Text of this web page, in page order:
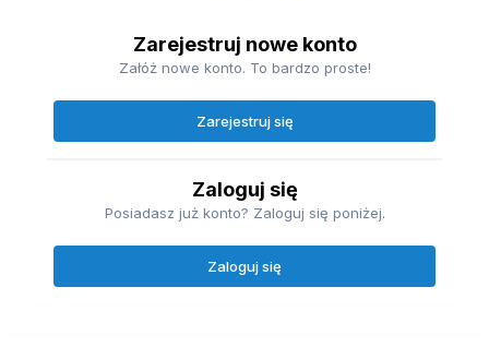
Zarejestruj nowe konto
Załóż nowe konto. To bardzo proste!
Zarejestruj się
Zaloguj się
Posiadasz już konto? Zaloguj się poniżej.
Zaloguj się